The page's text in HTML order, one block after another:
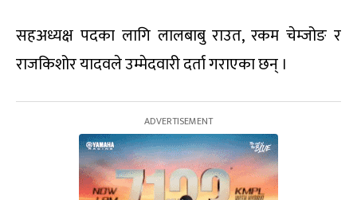
सहअध्यक्ष पदका लागि लालबाबु राउत, रकम चेम्जोङ र
राजकिशोर यादवले उम्मेदवारी दर्ता गराएका छन् ।